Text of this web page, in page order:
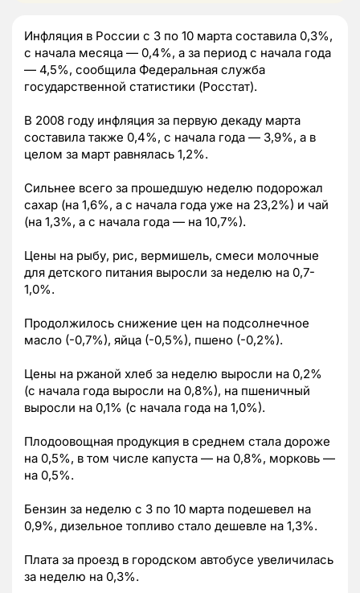
Инфляция в России с 3 по 10 марта составила 0,3%,
с начала месяца — 0,4%, а за период с начала года
— 4,5%, сообщила Федеральная служба
государственной статистики (Росстат).
В 2008 году инфляция за первую декаду марта
составила также 0,4%, с начала года — 3,9%, а в
целом за март равнялась 1,2%.
Сильнее всего за прошедшую неделю подорожал
сахар (на 1,6%, а с начала года уже на 23,2%) и чай
(на 1,3%, а с начала года — на 10,7%).
Цены на рыбу, рис, вермишель, смеси молочные
для детского питания выросли за неделю на 0,7-
1,0%.
Продолжилось снижение цен на подсолнечное
масло (-0,7%), яйца (-0,5%), пшено (-0,2%).
Цены на ржаной хлеб за неделю выросли на 0,2%
(с начала года выросли на 0,8%), на пшеничный
выросли на 0,1% (с начала года на 1,0%).
Плодоовощная продукция в среднем стала дороже
на 0,5%, в том числе капуста — на 0,8%, морковь —
на 0,5%.
Бензин за неделю с 3 по 10 марта подешевел на
0,9%, дизельное топливо стало дешевле на 1,3%.
Плата за проезд в городском автобусе увеличилась
за неделю на 0,3%.